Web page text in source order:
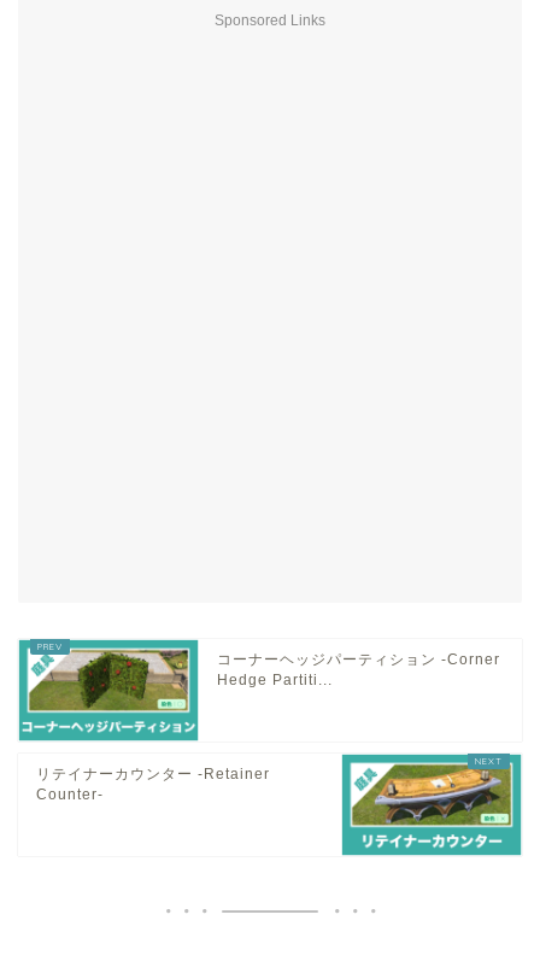
Sponsored Links
コーナーヘッジパーティション -Corner
Hedge Partiti...
リテイナーカウンター -Retainer
Counter-